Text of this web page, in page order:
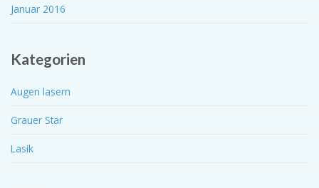
Januar 2016
Kategorien
Augen lasern
Grauer Star
Lasik